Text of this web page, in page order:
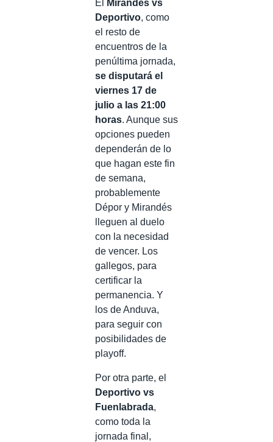
El
Mirandés vs
Deportivo, como
el resto de
encuentros de la
penúltima jornada,
se disputará el
viernes 17 de
julio a las 21:00
horas. Aunque sus
opciones pueden
dependerán de lo
que hagan este fin
de semana,
probablemente
Dépor y Mirandés
lleguen al duelo
con la necesidad
de vencer. Los
gallegos, para
certificar la
permanencia. Y
los de Anduva,
para seguir con
posibilidades de
playoff.
Por otra parte, el
Deportivo vs
Fuenlabrada,
como toda la
jornada final,